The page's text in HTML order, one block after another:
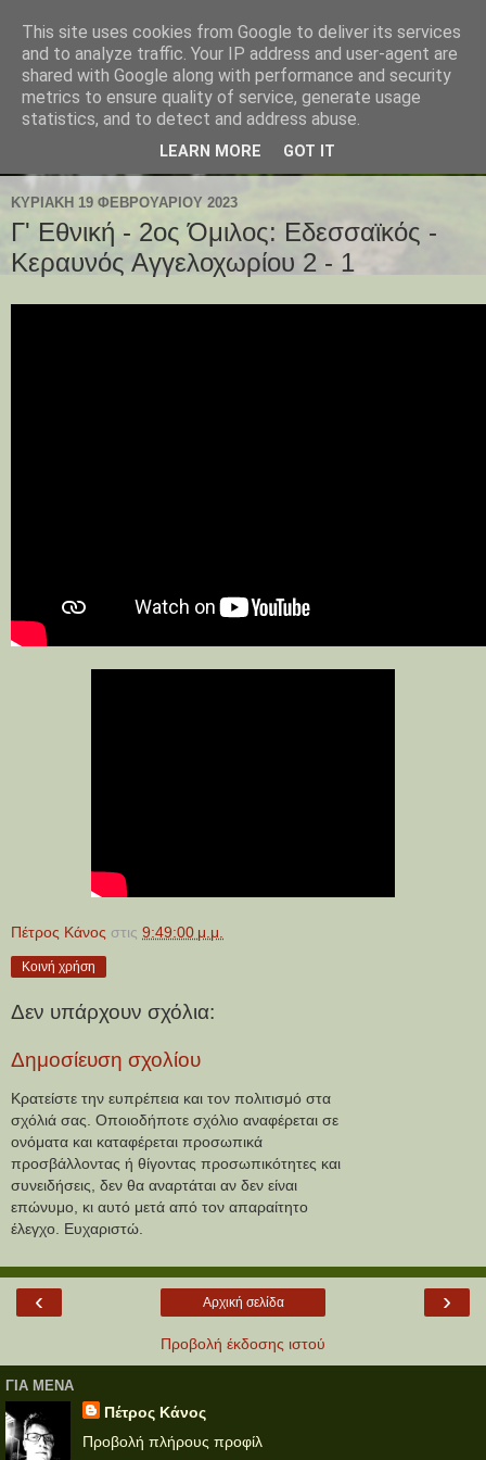
ΚΥΡΙΑΚΉ 19 ΦΕΒΡΟΥΑΡΊΟΥ 2023
Γ' Εθνική - 2ος Όμιλος: Εδεσσαϊκός -
Κεραυνός Αγγελοχωρίου 2 - 1
Πέτρος Κάνος στις 9:49:00 μ.μ.
Κοινή χρήση
Δεν υπάρχουν σχόλια:
Δημοσίευση σχολίου
Κρατείστε την ευπρέπεια και τον πολιτισμό στα
σχόλιά σας. Οποιοδήποτε σχόλιο αναφέρεται σε
ονόματα και καταφέρεται προσωπικά
προσβάλλοντας ή θίγοντας προσωπικότητες και
συνειδήσεις, δεν θα αναρτάται αν δεν είναι
επώνυμο, κι αυτό μετά από τον απαραίτητο
έλεγχο. Ευχαριστώ.
‹ ›
Αρχική σελίδα
Προβολή έκδοσης ιστού
ΓΙΑ ΜΕΝΑ
Πέτρος Κάνος
Προβολή πλήρους προφίλ
This site uses cookies from Google to deliver its services
and to analyze traffic. Your IP address and user-agent are
shared with Google along with performance and security
metrics to ensure quality of service, generate usage
statistics, and to detect and address abuse.
LEARN MORE GOT IT